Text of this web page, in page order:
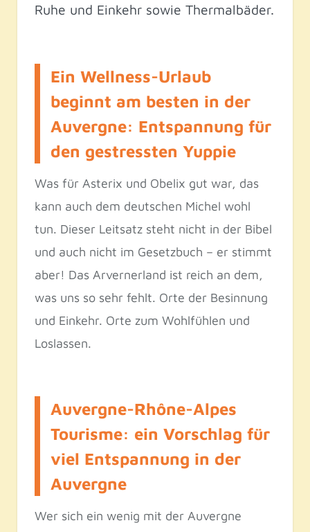
Ruhe und Einkehr sowie Thermalbäder.
Ein Wellness-Urlaub
beginnt am besten in der
Auvergne: Entspannung für
den gestressten Yuppie
Was für Asterix und Obelix gut war, das
kann auch dem deutschen Michel wohl
tun. Dieser Leitsatz steht nicht in der Bibel
und auch nicht im Gesetzbuch – er stimmt
aber! Das Arvernerland ist reich an dem,
was uns so sehr fehlt. Orte der Besinnung
und Einkehr. Orte zum Wohlfühlen und
Loslassen.
Auvergne-Rhône-Alpes
Tourisme: ein Vorschlag für
viel Entspannung in der
Auvergne
Wer sich ein wenig mit der Auvergne